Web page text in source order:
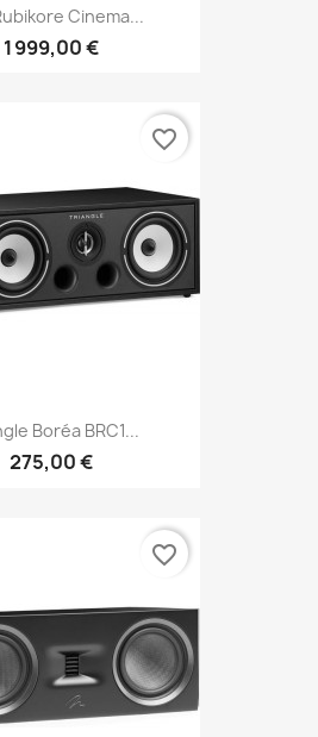
Cinema...
1 999,00 €
Boréa BRC1...
275,00 €
favorite_border
favorite_border